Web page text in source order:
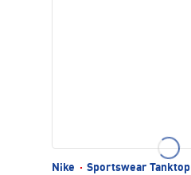
Nike · Sportswear Tanktop